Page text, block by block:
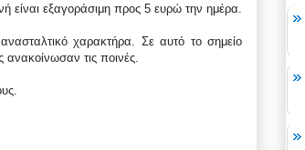
είναι εξαγοράσιμη προς 5 ευρώ την ημέρα.
χαρακτήρα. Σε αυτό το σημείο
τις ποινές.